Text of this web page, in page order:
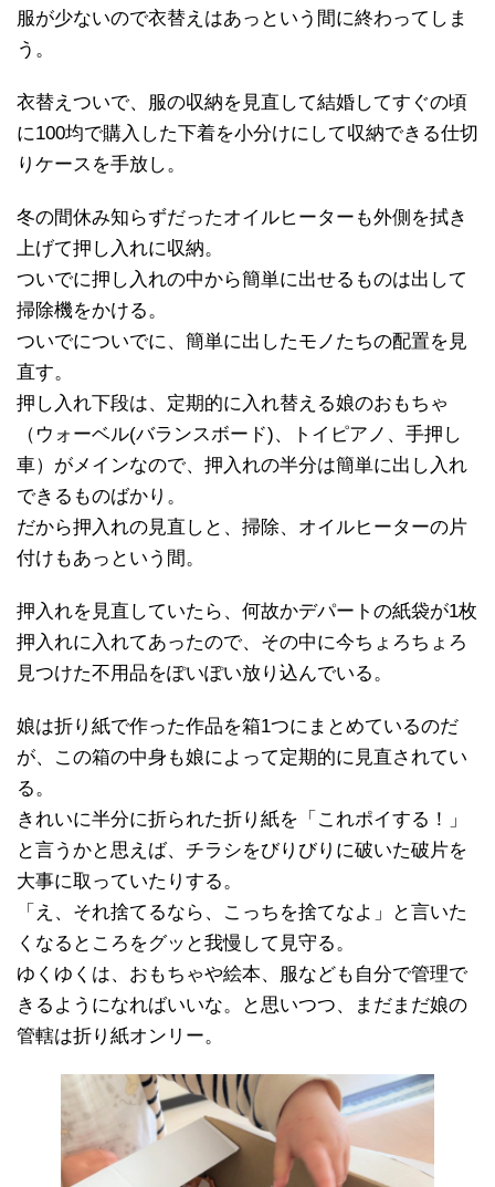
服が少ないので衣替えはあっという間に終わってしま
う。
衣替えついで、服の収納を見直して結婚してすぐの頃
に100均で購入した下着を小分けにして収納できる仕切
りケースを手放し。
冬の間休み知らずだったオイルヒーターも外側を拭き
上げて押し入れに収納。
ついでに押し入れの中から簡単に出せるものは出して
掃除機をかける。
ついでについでに、簡単に出したモノたちの配置を見
直す。
押し入れ下段は、定期的に入れ替える娘のおもちゃ
（ウォーベル(バランスボード)、トイピアノ、手押し
車）がメインなので、押入れの半分は簡単に出し入れ
できるものばかり。
だから押入れの見直しと、掃除、オイルヒーターの片
付けもあっという間。
押入れを見直していたら、何故かデパートの紙袋が1枚
押入れに入れてあったので、その中に今ちょろちょろ
見つけた不用品をぽいぽい放り込んでいる。
娘は折り紙で作った作品を箱1つにまとめているのだ
が、この箱の中身も娘によって定期的に見直されてい
る。
きれいに半分に折られた折り紙を「これポイする！」
と言うかと思えば、チラシをびりびりに破いた破片を
大事に取っていたりする。
「え、それ捨てるなら、こっちを捨てなよ」と言いた
くなるところをグッと我慢して見守る。
ゆくゆくは、おもちゃや絵本、服なども自分で管理で
きるようになればいいな。と思いつつ、まだまだ娘の
管轄は折り紙オンリー。